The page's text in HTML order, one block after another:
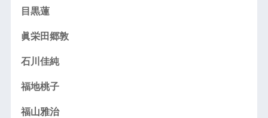
目黒蓮
眞栄田郷敦
石川佳純
福地桃子
福山雅治